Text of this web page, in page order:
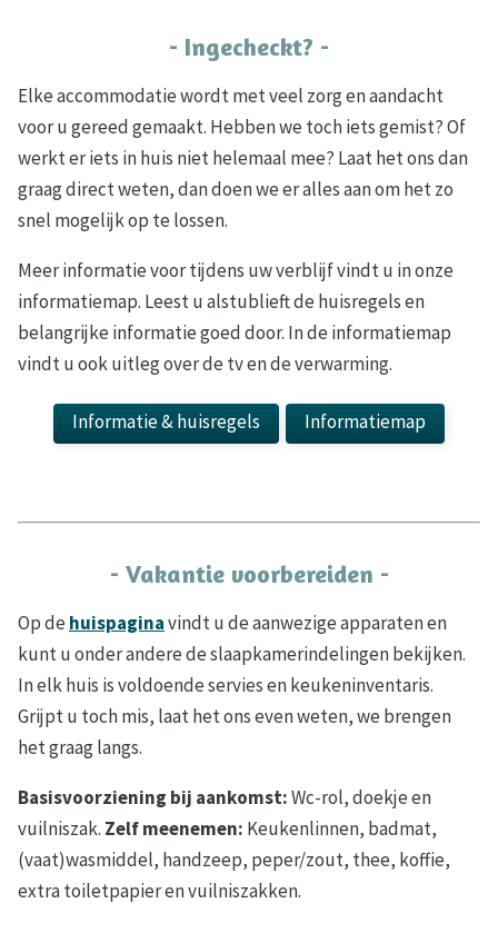
- Ingecheckt? -
Elke accommodatie wordt met veel zorg en aandacht
voor u gereed gemaakt. Hebben we toch iets gemist? Of
werkt er iets in huis niet helemaal mee? Laat het ons dan
graag direct weten, dan doen we er alles aan om het zo
snel mogelijk op te lossen.
Meer informatie voor tijdens uw verblijf vindt u in onze
informatiemap. Leest u alstublieft de huisregels en
belangrijke informatie goed door. In de informatiemap
vindt u ook uitleg over de tv en de verwarming.
Informatie & huisregels Informatiemap
- Vakantie voorbereiden -
Op de huispaginavindt u de aanwezige apparaten en
kunt u onder andere de slaapkamerindelingen bekijken.
In elk huis is voldoende servies en keukeninventaris.
Grijpt u toch mis, laat het ons even weten, we brengen
het graag langs.
Basisvoorziening bij aankomst:Wc-rol, doekje en
vuilniszak. Zelf meenemen: Keukenlinnen, badmat,
(vaat)wasmiddel, handzeep, peper/zout, thee, koffie,
extra toiletpapier en vuilniszakken.